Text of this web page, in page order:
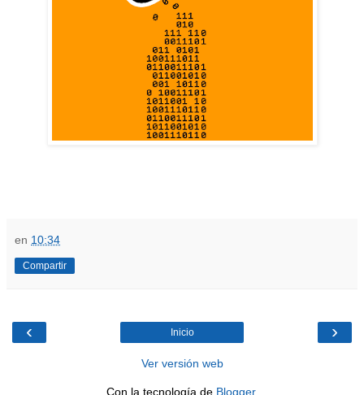
en 10:34
Compartir
‹ ›
Inicio
Ver versión web
Con la tecnología de Blogger.